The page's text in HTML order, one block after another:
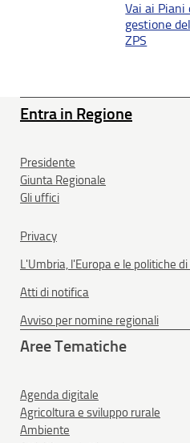
Vai ai Piani
gestione
ZPS
Entra in Regione
Presidente
Giunta Regionale
Gli uffici
Privacy
L'Umbria, l'Europa e le politiche
Atti di notifica
Avviso per nomine regionali
Aree Tematiche
Agenda digitale
Agricoltura e sviluppo rurale
Ambiente